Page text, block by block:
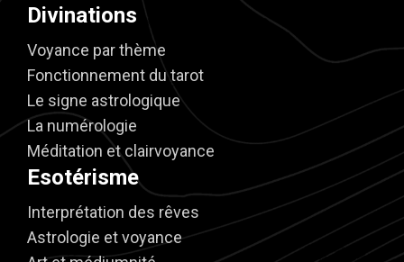
Divinations
Voyance par thème
Fonctionnement du tarot
Le signe astrologique
La numérologie
Méditation et clairvoyance
Esotérisme
Interprétation des rêves
Astrologie et voyance